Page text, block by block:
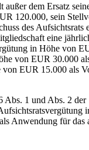
außer dem Ersatz
120.000, sein
des Aufsichtsrats
eine
in Höhe von
von EUR 30.000
von EUR 15.000 als
1 und Abs. 2 der
Anwendung für das